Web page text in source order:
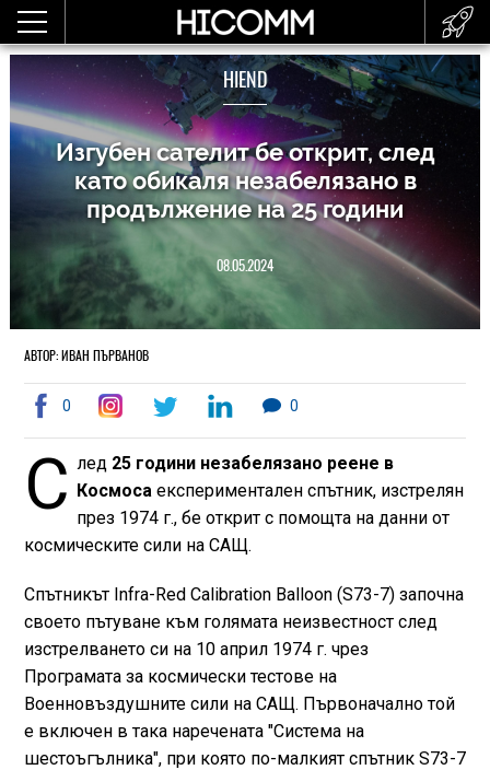
HIEND
Изгубен сателит бе открит, след
като обикаля незабелязано в
продължение на 25 години
08.05.2024
АВТОР: ИВАН ПЪРВАНОВ
0 0
С лед 25 години незабелязано реене в
Космоса експериментален спътник, изстрелян
през 1974 г., бе открит с помощта на данни от
космическите сили на САЩ.
Спътникът Infra-Red Calibration Balloon (S73-7) започна
своето пътуване към голямата неизвестност след
изстрелването си на 10 април 1974 г. чрез
Програмата за космически тестове на
Военновъздушните сили на САЩ. Първоначално той
е включен в така наречената "Система на
шестоъгълника", при която по-малкият спътник S73-7